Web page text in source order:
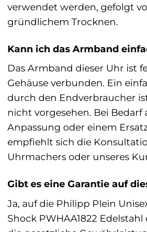
verwendet werden, gefolgt
gründlichem Trocknen.
Kann ich das Armband
Das Armband dieser Uhr ist
Gehäuse verbunden. Ein
durch den Endverbraucher
nicht vorgesehen. Bei Bedarf
Anpassung oder einem
empfiehlt sich die
Uhrmachers oder unseres
Gibt es eine Garantie auf
Ja, auf die Philipp Plein
Shock PWHAA1822